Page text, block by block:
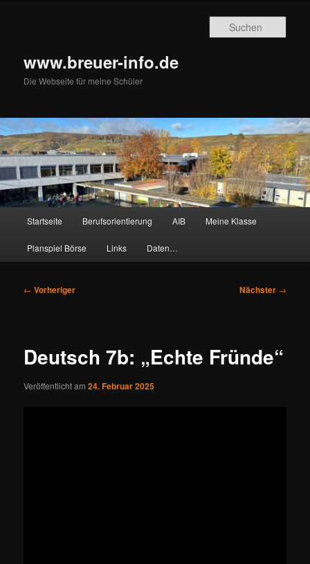
www.breuer-info.de
Die Webseite für meine Schüler
Startseite Berufsorientierung AIB Meine Klasse
Planspiel Börse Links Daten…
Beitragsnavigation
← Vorheriger Nächster →
Deutsch 7b: „Echte Fründe“
Veröffentlicht am24. Februar 2025